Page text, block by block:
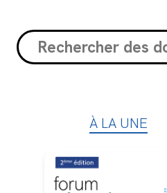
À LA UNE